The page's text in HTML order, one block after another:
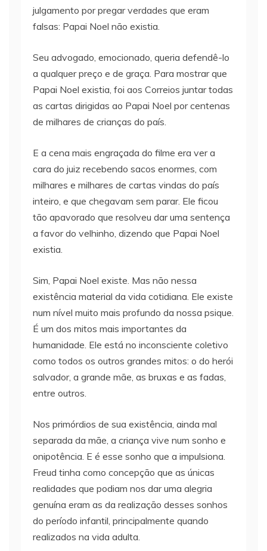
julgamento por pregar verdades que eram
falsas: Papai Noel não existia.
Seu advogado, emocionado, queria defendê-lo
a qualquer preço e de graça. Para mostrar que
Papai Noel existia, foi aos Correios juntar todas
as cartas dirigidas ao Papai Noel por centenas
de milhares de crianças do país.
E a cena mais engraçada do filme era ver a
cara do juiz recebendo sacos enormes, com
milhares e milhares de cartas vindas do país
inteiro, e que chegavam sem parar. Ele ficou
tão apavorado que resolveu dar uma sentença
a favor do velhinho, dizendo que Papai Noel
existia.
Sim, Papai Noel existe. Mas não nessa
existência material da vida cotidiana. Ele existe
num nível muito mais profundo da nossa psique.
É um dos mitos mais importantes da
humanidade. Ele está no inconsciente coletivo
como todos os outros grandes mitos: o do herói
salvador, a grande mãe, as bruxas e as fadas,
entre outros.
Nos primórdios de sua existência, ainda mal
separada da mãe, a criança vive num sonho e
onipotência. E é esse sonho que a impulsiona.
Freud tinha como concepção que as únicas
realidades que podiam nos dar uma alegria
genuína eram as da realização desses sonhos
do período infantil, principalmente quando
realizados na vida adulta.